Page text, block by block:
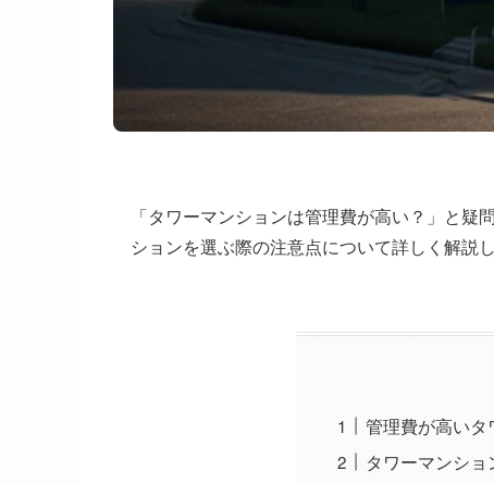
「タワーマンションは管理費が高い？」と
ションを選ぶ際の注意点について詳しく解説し
管理費が高いタ
タワーマンシ